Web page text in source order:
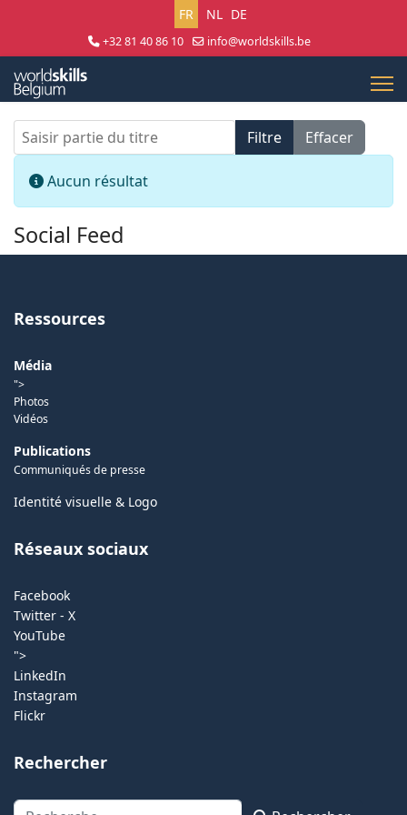
Sélectionnez votre langue
FR NL DE
+32 81 40 86 10
info@worldskills.be
Saisir partie du titre Filtre
Effacer
Info
Aucun résultat
Social Feed
Ressources
Média
">
Photos
Vidéos
Publications
Communiqués de presse
Identité visuelle & Logo
Réseaux sociaux
Facebook
Twitter - X
YouTube
">
LinkedIn
Instagram
Flickr
Rechercher
Rechercher